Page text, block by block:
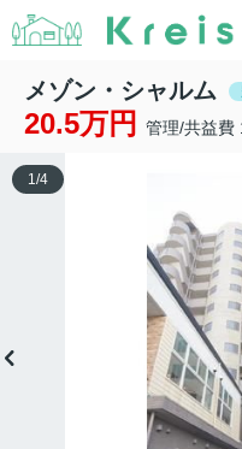
メゾン・シャルム
20.5万円 管理/共益費
1/4